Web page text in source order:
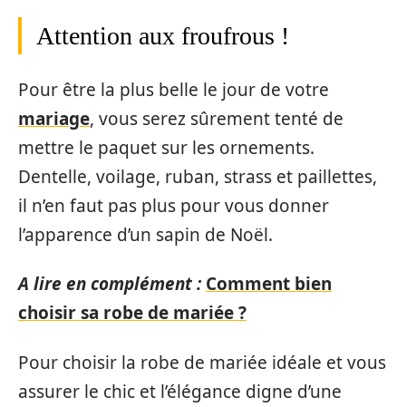
Attention aux froufrous !
Pour être la plus belle le jour de votre
mariage, vous serez sûrement tenté de
mettre le paquet sur les ornements.
Dentelle, voilage, ruban, strass et paillettes,
il n’en faut pas plus pour vous donner
l’apparence d’un sapin de Noël.
A lire en complément : Comment bien
choisir sa robe de mariée ?
Pour choisir la robe de mariée idéale et vous
assurer le chic et l’élégance digne d’une